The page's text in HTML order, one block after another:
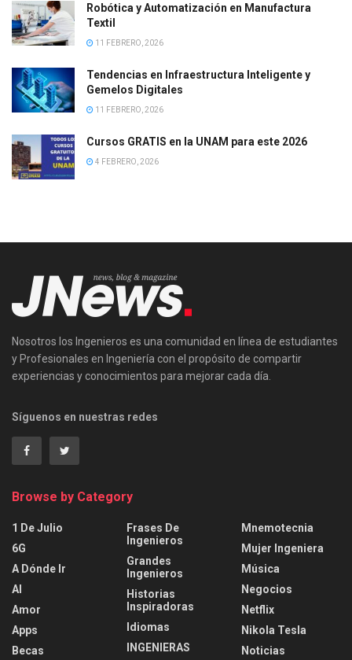
Robótica y Automatización en Manufactura
Textil
11 FEBRERO, 2026
Tendencias en Infraestructura Inteligente y
Gemelos Digitales
11 FEBRERO, 2026
Cursos GRATIS en la UNAM para este 2026
4 FEBRERO, 2026
Nosotros los Ingenieros es una comunidad en línea de estudiantes
y Profesionales en Ingeniería con el propósito de compartir
experiencias y conocimientos para mejorar cada día.
Síguenos en nuestras redes
Browse by Category
1 De Julio
6G
A Dónde Ir
AI
Amor
Apps
Becas
Frases De
Ingenieros
Grandes
Ingenieros
Historias
Inspiradoras
Idiomas
INGENIERAS
Mnemotecnia
Mujer Ingeniera
Música
Negocios
Netflix
Nikola Tesla
Noticias